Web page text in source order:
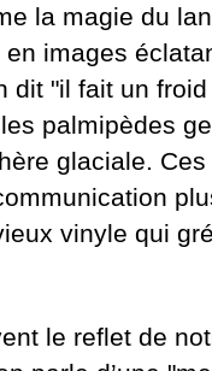
la magie du
images
dit "il fait un froid
palmipèdes
glaciale. Ces
vinyle qui
le reflet de